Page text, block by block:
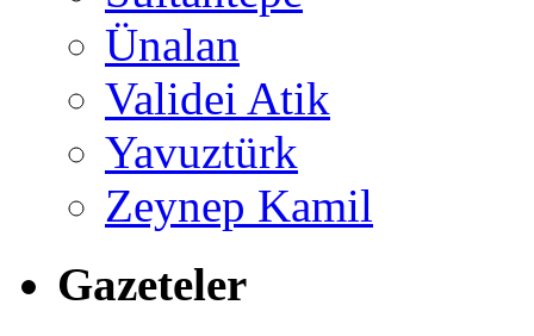
Ünalan
Validei Atik
Yavuztürk
Zeynep Kamil
Gazeteler